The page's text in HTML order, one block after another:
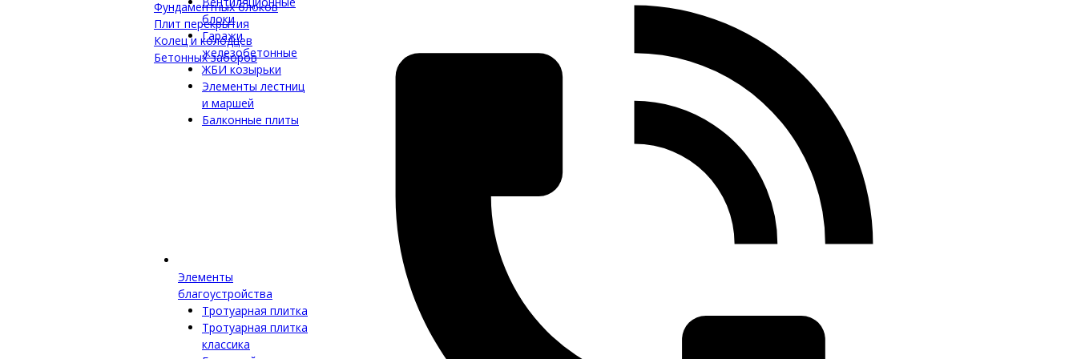
Фундаментных блоков
Плит перекрытия
Колец и колодцев
Бетонных заборов
блоки
Гаражи
железобетонные
ЖБИ козырьки
Элементы лестниц
и маршей
Балконные плиты
Элементы
благоустройства
Тротуарная плитка
Тротуарная плитка
классика